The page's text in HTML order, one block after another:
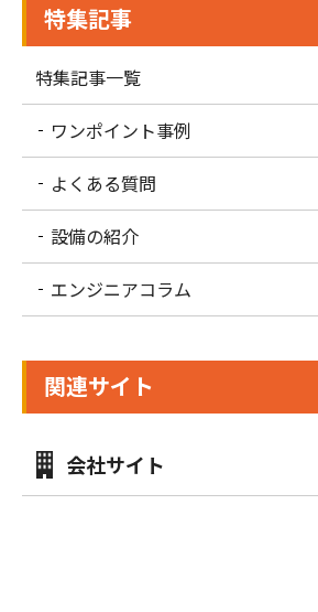
特集記事
特集記事一覧
ワンポイント事例
よくある質問
設備の紹介
エンジニアコラム
関連サイト
会社サイト